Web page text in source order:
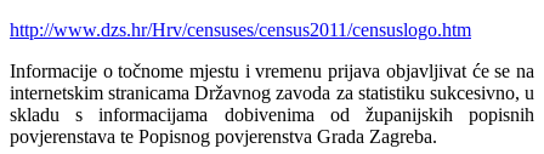
http://www.dzs.hr/Hrv/censuses/census2011/censuslogo.htm
Informacije o točnome mjestu i vremenu prijava objavljivat će se na
internetskim stranicama Državnog zavoda za statistiku sukcesivno, u
skladu s informacijama dobivenima od županijskih popisnih
povjerenstava te Popisnog povjerenstva Grada Zagreba.